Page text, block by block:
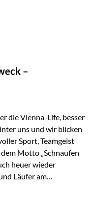
sondern die
Vienna-Life steht
langfristig
mit Fokus auf
und nachhaltige
Value Investing
–
die Vienna-Life, besser
uns und wir blicken
Sport, Teamgeist
Motto „Schnaufen
heuer wieder
Läufer am
zu erbringen. Mit